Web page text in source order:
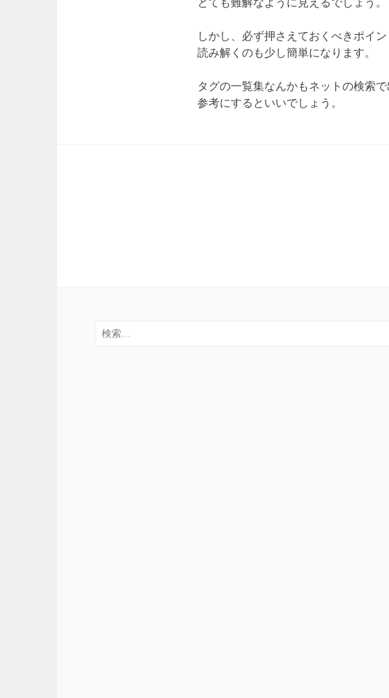
しかし、必ず押さえておくべきポイン
読み解くのも少し簡単になります。
タグの一覧集なんかもネットの検索で
参考にするといいでしょう。
検